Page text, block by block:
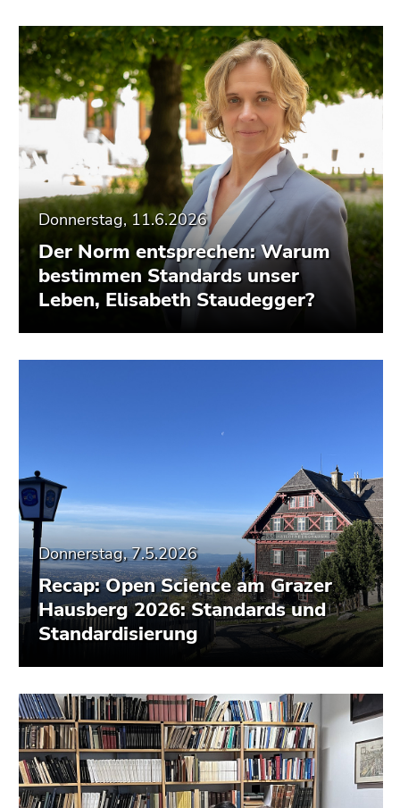
Donnerstag, 11.6.2026
Der Norm entsprechen: Warum
bestimmen Standards unser
Leben, Elisabeth Staudegger?
Donnerstag, 7.5.2026
Recap: Open Science am Grazer
Hausberg 2026: Standards und
Standardisierung